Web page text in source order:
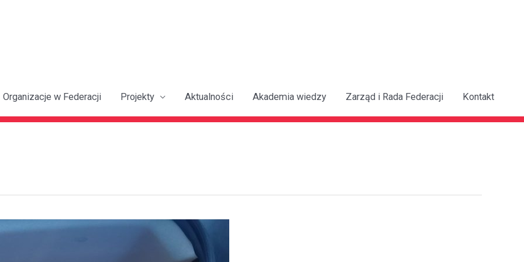
Organizacje w Federacji Projekty Aktualności Akademia wiedzy Zarząd i Rada Federacji Kontakt